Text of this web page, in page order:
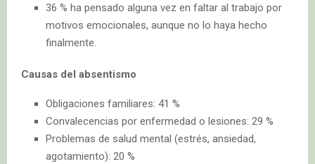
36 % ha pensado alguna vez en faltar al trabajo por
motivos emocionales, aunque no lo haya hecho
finalmente.
Causas del absentismo
Obligaciones familiares: 41 %
Convalecencias por enfermedad o lesiones: 29 %
Problemas de salud mental (estrés, ansiedad,
agotamiento): 20 %